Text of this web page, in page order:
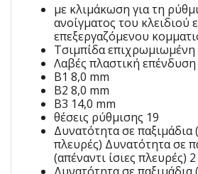
με κλιμάκωση για τη
ανοίγματος του κλειδιού
επεξεργαζόμενου
Τσιμπίδα επιχρωμιωμένη
Λαβές πλαστική επένδυση
B1 8,0 mm
B2 8,0 mm
B3 14,0 mm
θέσεις ρύθμισης 19
Δυνατότητα σε παξιμάδια
πλευρές) Δυνατότητα σε
(απέναντι ίσιες πλευρές) 2